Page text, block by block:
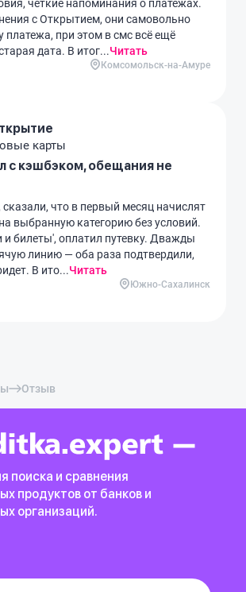
четкие напоминания о платежах.
с Открытием, они самовольно
платежа, при этом в смс всё ещё
дата. В итог...Читать
Комсомольск-на-Амуре
карты
с кэшбэком, обещания не
что в первый месяц начислят
выбранную категорию без условий.
и билеты', оплатил путевку. Дважды
линию — оба раза подтвердили,
В ито...Читать
Южно-Сахалинск
Отзыв
поиска и сравнения
продуктов от банков и
организаций.